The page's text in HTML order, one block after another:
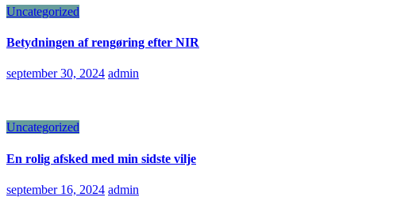
Uncategorized
Betydningen af rengøring efter NIR
september 30, 2024 admin
Uncategorized
En rolig afsked med min sidste vilje
september 16, 2024 admin